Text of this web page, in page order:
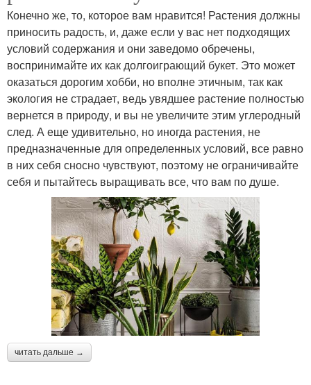
Конечно же, то, которое вам нравится! Растения должны
приносить радость, и, даже если у вас нет подходящих
условий содержания и они заведомо обречены,
воспринимайте их как долгоиграющий букет. Это может
оказаться дорогим хобби, но вполне этичным, так как
экология не страдает, ведь увядшее растение полностью
вернется в природу, и вы не увеличите этим углеродный
след. А еще удивительно, но иногда растения, не
предназначенные для определенных условий, все равно
в них себя сносно чувствуют, поэтому не ограничивайте
себя и пытайтесь выращивать все, что вам по душе.
читать дальше →